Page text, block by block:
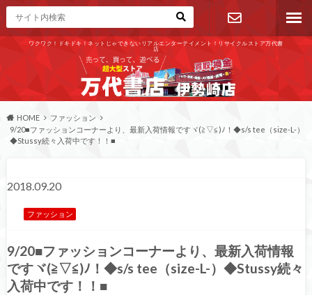
ワクワク！ドキドキ！ネットじゃできないリアルエンターテイメント！リサイクルストア万代書
店
お問い合わ
せ
HOME
ファッション
9/20■ファッションコーナーより、最新入荷情報ですヾ(≧▽≦)ﾉ！◆s/s tee（size-L-）
◆Stussy続々入荷中です！！■
2018.09.20
ファッション
9/20■ファッションコーナーより、最新入荷情報
ですヾ(≧▽≦)ﾉ！◆s/s tee（size-L-）◆Stussy続々
入荷中です！！■